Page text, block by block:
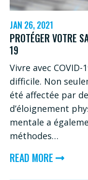
JAN 26, 2021
PROTÉGER VOTRE
19
Vivre avec
difficile. Non
été affectée par
d’éloignement
mentale a
méthodes…
READ MORE ABOUT